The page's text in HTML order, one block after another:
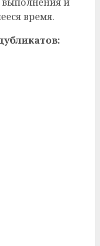
время.